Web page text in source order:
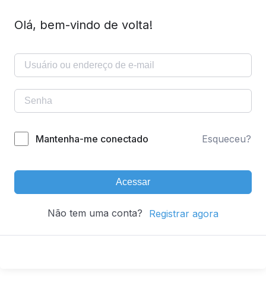
Olá, bem-vindo de volta!
Mantenha-me conectado Esqueceu?
Acessar
Não tem uma conta? Registrar agora